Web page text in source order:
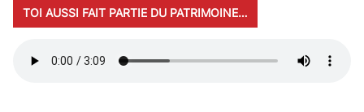
TOI AUSSI FAIT PARTIE DU PATRIMOINE…